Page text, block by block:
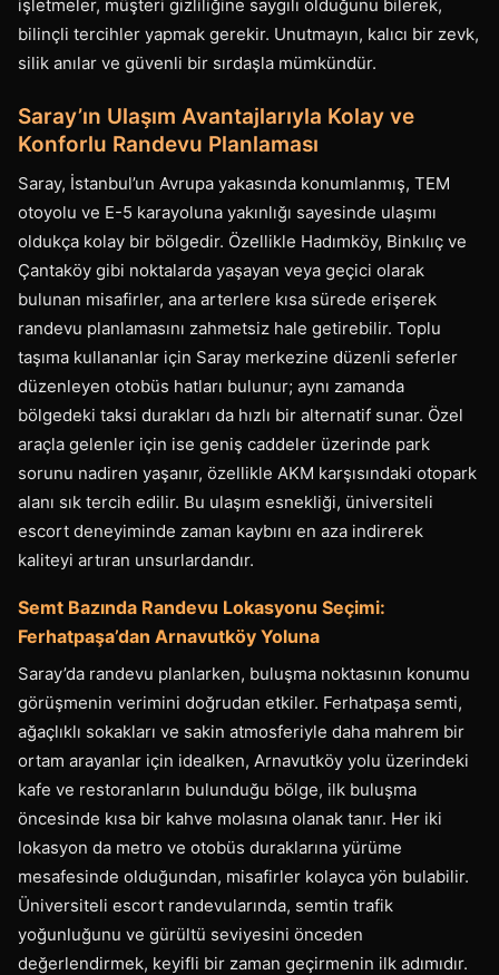
işletmeler, müşteri gizliliğine saygılı olduğunu bilerek,
bilinçli tercihler yapmak gerekir. Unutmayın, kalıcı bir zevk,
silik anılar ve güvenli bir sırdaşla mümkündür.
Saray’ın Ulaşım Avantajlarıyla Kolay ve
Konforlu Randevu Planlaması
Saray, İstanbul’un Avrupa yakasında konumlanmış, TEM
otoyolu ve E-5 karayoluna yakınlığı sayesinde ulaşımı
oldukça kolay bir bölgedir. Özellikle Hadımköy, Binkılıç ve
Çantaköy gibi noktalarda yaşayan veya geçici olarak
bulunan misafirler, ana arterlere kısa sürede erişerek
randevu planlamasını zahmetsiz hale getirebilir. Toplu
taşıma kullananlar için Saray merkezine düzenli seferler
düzenleyen otobüs hatları bulunur; aynı zamanda
bölgedeki taksi durakları da hızlı bir alternatif sunar. Özel
araçla gelenler için ise geniş caddeler üzerinde park
sorunu nadiren yaşanır, özellikle AKM karşısındaki otopark
alanı sık tercih edilir. Bu ulaşım esnekliği, üniversiteli
escort deneyiminde zaman kaybını en aza indirerek
kaliteyi artıran unsurlardandır.
Semt Bazında Randevu Lokasyonu Seçimi:
Ferhatpaşa’dan Arnavutköy Yoluna
Saray’da randevu planlarken, buluşma noktasının konumu
görüşmenin verimini doğrudan etkiler. Ferhatpaşa semti,
ağaçlıklı sokakları ve sakin atmosferiyle daha mahrem bir
ortam arayanlar için idealken, Arnavutköy yolu üzerindeki
kafe ve restoranların bulunduğu bölge, ilk buluşma
öncesinde kısa bir kahve molasına olanak tanır. Her iki
lokasyon da metro ve otobüs duraklarına yürüme
mesafesinde olduğundan, misafirler kolayca yön bulabilir.
Üniversiteli escort randevularında, semtin trafik
yoğunluğunu ve gürültü seviyesini önceden
değerlendirmek, keyifli bir zaman geçirmenin ilk adımıdır.